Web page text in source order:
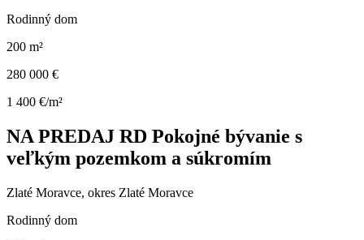
Rodinný dom
200 m²
280 000 €
1 400 €/m²
NA PREDAJ RD Pokojné bývanie s
veľkým pozemkom a súkromím
Zlaté Moravce, okres Zlaté Moravce
Rodinný dom